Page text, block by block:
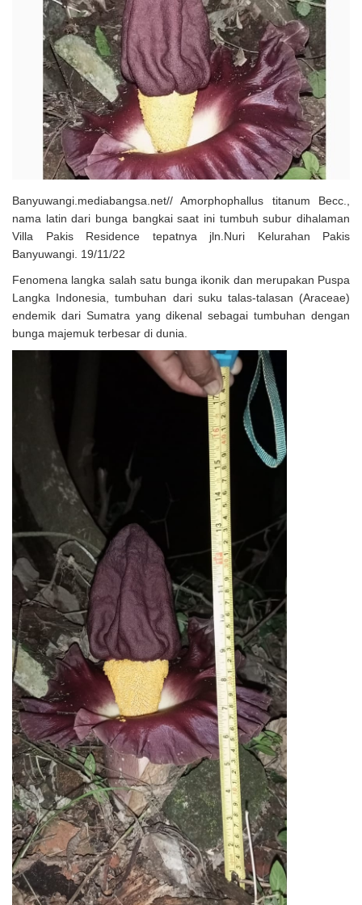
Uji Coba Program NADI JKN
Banyuwangi.mediabangsa.net// Amorphophallus titanum Becc.,
nama latin dari bunga bangkai saat ini tumbuh subur dihalaman
Villa Pakis Residence tepatnya jln.Nuri Kelurahan Pakis
Banyuwangi. 19/11/22
Fenomena langka salah satu bunga ikonik dan merupakan Puspa
Langka Indonesia, tumbuhan dari suku talas-talasan (Araceae)
endemik dari Sumatra yang dikenal sebagai tumbuhan dengan
bunga majemuk terbesar di dunia.